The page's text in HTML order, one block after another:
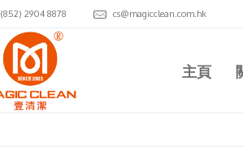
(852) 2904 8878 cs@magicclean.com.hk
主頁